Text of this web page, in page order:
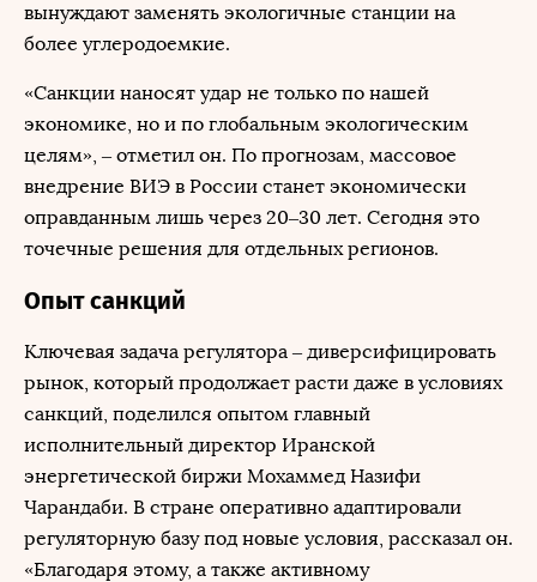
вынуждают заменять экологичные станции на
более углеродоемкие.
«Санкции наносят удар не только по нашей
экономике, но и по глобальным экологическим
целям», – отметил он. По прогнозам, массовое
внедрение ВИЭ в России станет экономически
оправданным лишь через 20–30 лет. Сегодня это
точечные решения для отдельных регионов.
Опыт санкций
Ключевая задача регулятора – диверсифицировать
рынок, который продолжает расти даже в условиях
санкций, поделился опытом главный
исполнительный директор Иранской
энергетической биржи Мохаммед Назифи
Чарандаби. В стране оперативно адаптировали
регуляторную базу под новые условия, рассказал он.
«Благодаря этому, а также активному